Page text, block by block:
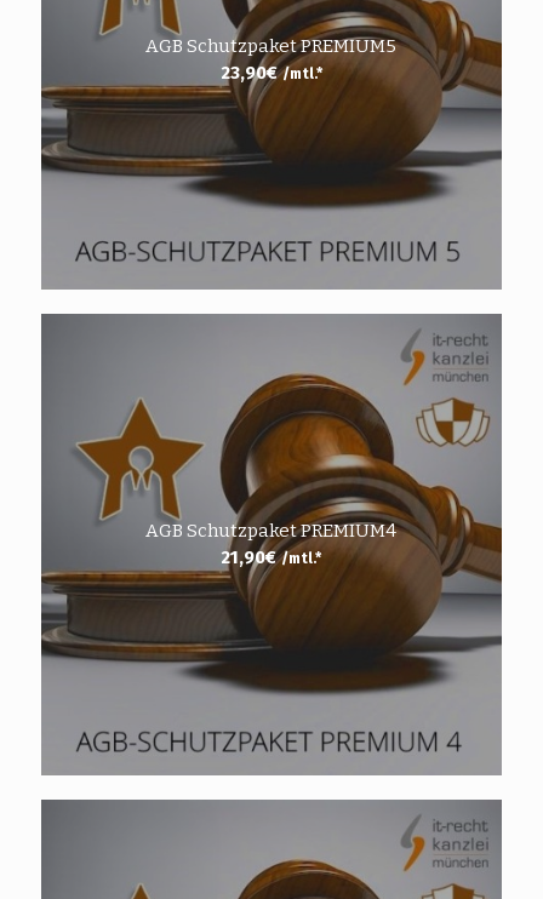
AGB Schutzpaket PREMIUM5
23,90€ /mtl.*
AGB Schutzpaket PREMIUM4
21,90€ /mtl.*